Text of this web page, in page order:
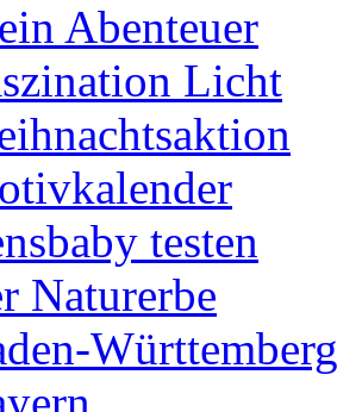
Abenteuer
Licht
testen
Naturerbe
Württemberg